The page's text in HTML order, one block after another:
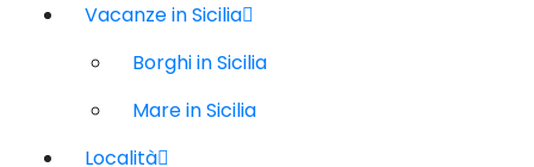
Vacanze in Sicilia
Borghi in Sicilia
Mare in Sicilia
Località